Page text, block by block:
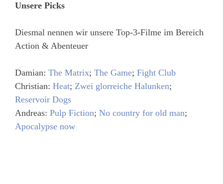
Unsere Picks
Diesmal nennen wir unsere Top-3-Filme im Bereich
Action & Abenteuer
Damian: The Matrix; The Game; Fight Club
Christian: Heat; Zwei glorreiche Halunken;
Reservoir Dogs
Andreas: Pulp Fiction; No country for old man;
Apocalypse now